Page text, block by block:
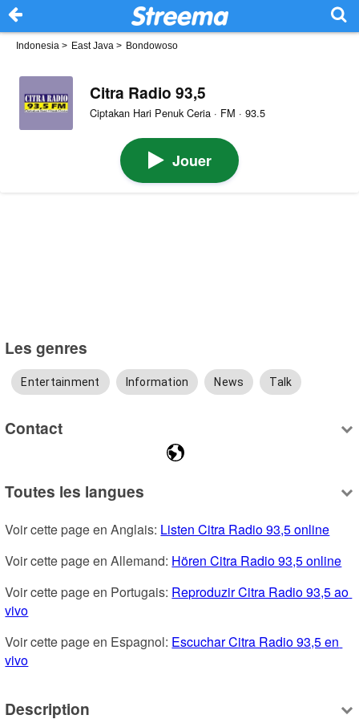
Indonesia > East Java > Bondowoso
Citra Radio 93,5
Ciptakan Hari Penuk Ceria · FM · 93.5
Jouer
Les genres
Entertainment Information News Talk
Contact
Toutes les langues
Voir cette page en Anglais: Listen Citra Radio 93,5 online
Voir cette page en Allemand: Hören Citra Radio 93,5 online
Voir cette page en Portugais: Reproduzir Citra Radio 93,5 ao
vivo
Voir cette page en Espagnol: Escuchar Citra Radio 93,5 en
vivo
Description